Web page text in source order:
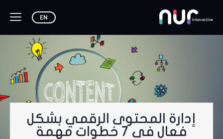
إدارة المحتوى الرقمي بشكل
فعال في 7 خطوات مهمة